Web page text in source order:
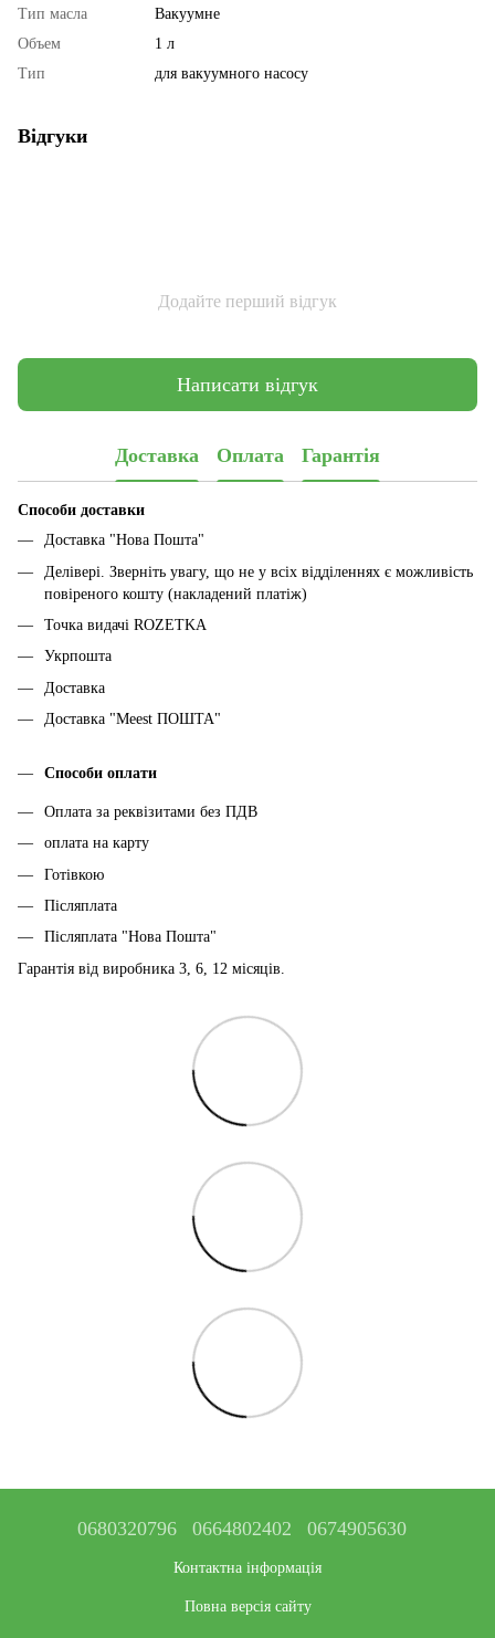
Тип масла
Вакуумне
Объем
1 л
Тип
для вакуумного насосу
Відгуки
Додайте перший відгук
Написати відгук
Доставка Оплата Гарантія
Способи доставки
Доставка "Нова Пошта"
Делівері. Зверніть увагу, що не у всіх відділеннях є можливість
повіреного кошту (накладений платіж)
Точка видачі ROZETKA
Укрпошта
Доставка
Доставка "Meest ПОШТА"
Способи оплати
Оплата за реквізитами без ПДВ
оплата на карту
Готівкою
Післяплата
Післяплата "Нова Пошта"
Гарантія від виробника 3, 6, 12 місяців.
0680320796 0664802402 0674905630
Контактна інформація
Повна версія сайту